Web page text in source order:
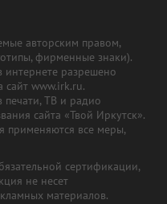
авторским правом,
фирменные знаки).
интернете разрешено
сайт www.irk.ru.
печати, ТВ и радио
сайта «Твой Иркутск».
применяются все меры,
сертификации,
не несет
материалов.